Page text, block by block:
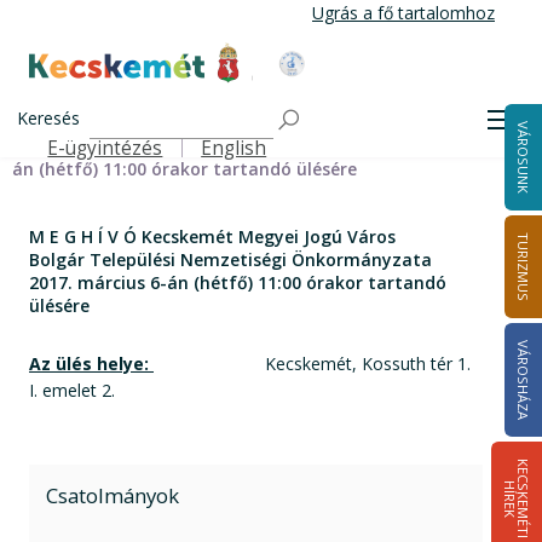
tartalomra
Ugrás a fő tartalomhoz
Kecskemét Város Honlapja
Keresés
Felső navigáció
E-ügyintézés English VÁROSUNK
TURIZMUS
VÁROSHÁZA
K
E
C
S
K
E
M
É
T
I
HÍ
R
E
K
M E G H Í V Ó Kecskemét Megyei Jogú Város Bolgár
Települési Nemzetiségi Önkormányzata 2017. március 6-
án (hétfő) 11:00 órakor tartandó ülésére
M E G H Í V Ó Kecskemét Megyei Jogú Város
Bolgár Települési Nemzetiségi Önkormányzata
2017. március 6-án (hétfő) 11:00 órakor tartandó
ülésére
Az ülés helye:
Kecskemét, Kossuth tér 1.
I. emelet 2.
Csatolmányok